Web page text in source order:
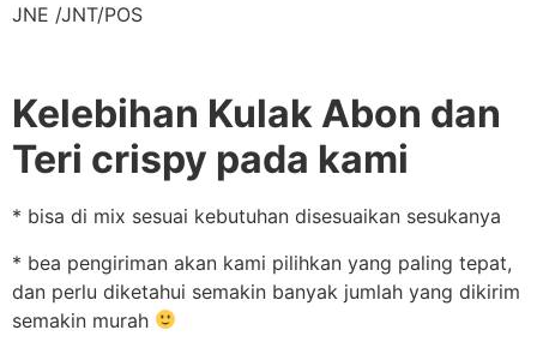
JNE /JNT/POS
Kelebihan Kulak Abon dan
Teri crispy pada kami
* bisa di mix sesuai kebutuhan disesuaikan sesukanya
* bea pengiriman akan kami pilihkan yang paling tepat,
dan perlu diketahui semakin banyak jumlah yang dikirim
semakin murah